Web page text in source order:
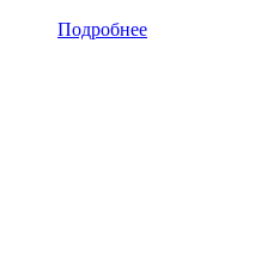
Подробнее